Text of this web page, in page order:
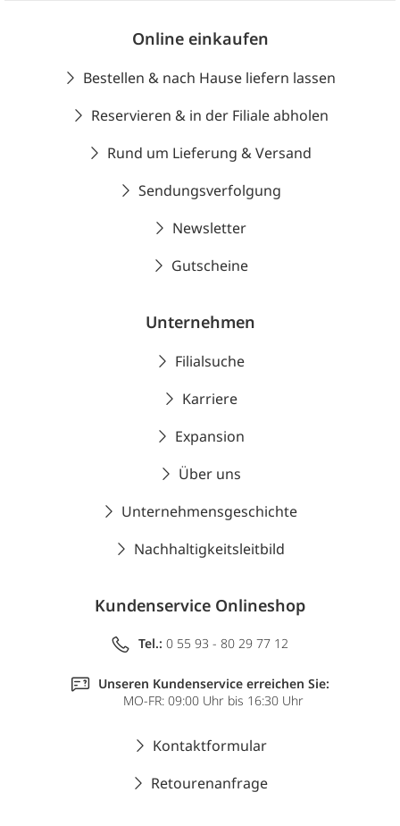
Online einkaufen
Bestellen & nach Hause liefern lassen
Reservieren & in der Filiale abholen
Rund um Lieferung & Versand
Sendungsverfolgung
Newsletter
Gutscheine
Unternehmen
Filialsuche
Karriere
Expansion
Über uns
Unternehmensgeschichte
Nachhaltigkeitsleitbild
Kundenservice Onlineshop
Tel.: 0 55 93 - 80 29 77 12
Unseren Kundenservice erreichen Sie:
MO-FR: 09:00 Uhr bis 16:30 Uhr
Kontaktformular
Retourenanfrage